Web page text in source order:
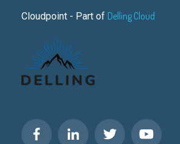
Cloudpoint - Part of Delling Cloud